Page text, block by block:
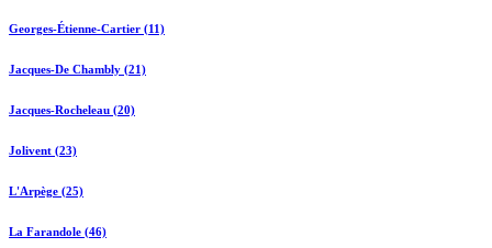
Georges-Étienne-Cartier (11)
Jacques-De Chambly (21)
Jacques-Rocheleau (20)
Jolivent (23)
L'Arpège (25)
La Farandole (46)